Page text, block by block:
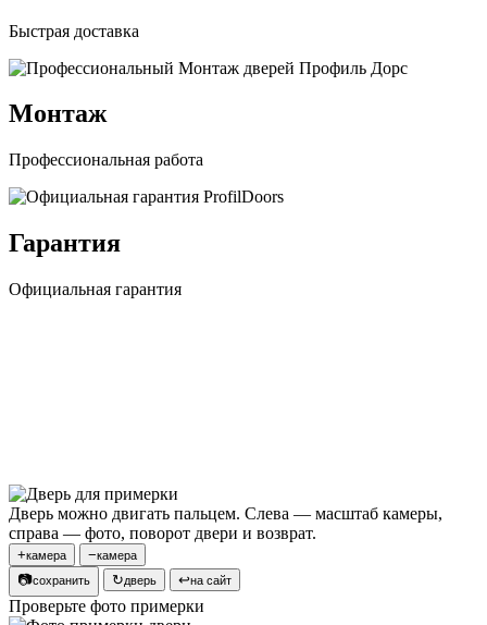
Быстрая доставка
Монтаж
Профессиональная работа
Гарантия
Официальная гарантия
Дверь можно двигать пальцем. Слева — масштаб камеры,
справа — фото, поворот двери и возврат.
+камера −камера
📷сохранить ↻дверь ↩на сайт
Проверьте фото примерки